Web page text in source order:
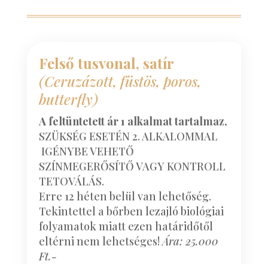
Felső tusvonal, satír
(Ceruzázott, füstös, poros,
butterfly)
A feltüntetett ár 1 alkalmat tartalmaz,
SZÜKSÉG ESETÉN 2. ALKALOMMAL
IGÉNYBE VEHETŐ
SZÍNMEGERŐSÍTŐ VAGY KONTROLL
TETOVÁLÁS.
Erre 12 héten belül van lehetőség.
Tekintettel a bőrben lezajló biológiai
folyamatok miatt ezen határidőtől
eltérni nem lehetséges! Ára: 25.000
Ft.-